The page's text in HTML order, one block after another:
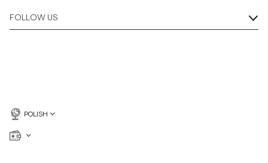
FOLLOW US
POLISH